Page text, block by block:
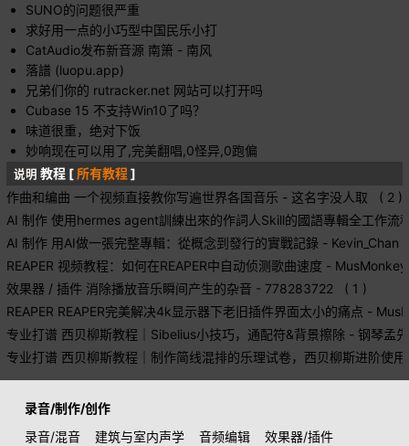
SUNO的问题很严重
求好用一点的小巧型中国民乐小打
CatAudio发布新音源 南箫 - 南风
落譜 (luopu.app)
兄弟们你的 rutracker.net 网站可以打开吗
Cubase 15 不支持Win10了吗？
味道很重，绝对下饭
妙响现在可以用了,完美翻唱,0怪异,0跑偏
说明 教程 [ 所有教程]
作曲和编曲 一个视频直接教你写遍世界各国音乐 - 这名字没人取 ( 2 )
AI 制作 使用hermes agent訓練出來的作詞人Skill的國語專輯全工作流
AI 制作 用AI做一張完整專輯：從概念到發行的實戰記錄 - Kevin_Chan
REAPER 视频教程：如何在REAPER中自动侦测歌曲速度 -
效果器 / 插件 消除播放音乐瞬间产生的杂音 - 778283722 ( 1 )
REAPER REAPER完美解决4k显示器下老旧插件界面太小的痛点 -
专业打谱 西贝柳斯教程｜Sibelius小技巧，通配符&背景擦除 - 钢琴孟
专业打谱 西贝柳斯教程｜制作简线混排的乐理试卷，西贝柳斯进阶使
录音/制作/创作
录音/混音
建筑与室内声学 音频编辑
效果器/插件